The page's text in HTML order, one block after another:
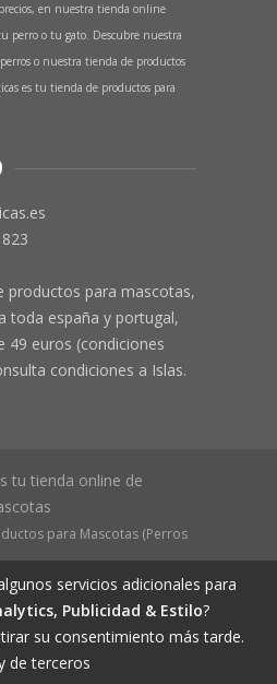
en nuestra tienda online
perro o tu gato. Descubre nuestra
o nuestra tienda de productos
es tu tienda de productos para
productos para mascotas,
toda españa y portugal,
49 euros (condiciones
condiciones a Islas.
tu tienda online de
para Mascotas (Perros
Av Monteazahar, 4 1º Izq,
- ESPAÑA Inscrita en el
Hoja MU-72366, Tomo
servicios adicionales para
Publicidad & Estilo?
su consentimiento más tarde.
de terceros